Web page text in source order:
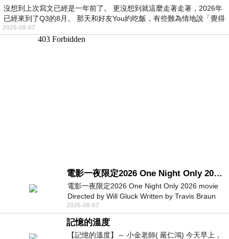
沒想到上次寫文已經是一年前了。 更沒想到就這麼走著走著，2026年
已經來到了Q3的8月。 那天和好友You約吃飯，有些難為情地說「覺得
2026-08-07
電影一夜限定2026 One Night Only 2026 movie
電影一夜限定2026 One Night Only 2026 movie
Directed by Will Gluck Written by Travis Braun
Starring Monica Barbaro
2026-08-07
記憶的溫度
【記憶的溫度】～ 小金老師( 嚴仁鴻) 今天早上，